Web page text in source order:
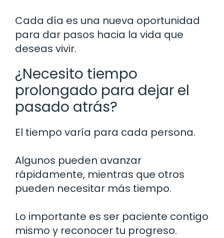
Cada día es una nueva oportunidad
para dar pasos hacia la vida que
deseas vivir.
¿Necesito tiempo
prolongado para dejar el
pasado atrás?
El tiempo varía para cada persona.
Algunos pueden avanzar
rápidamente, mientras que otros
pueden necesitar más tiempo.
Lo importante es ser paciente contigo
mismo y reconocer tu progreso.